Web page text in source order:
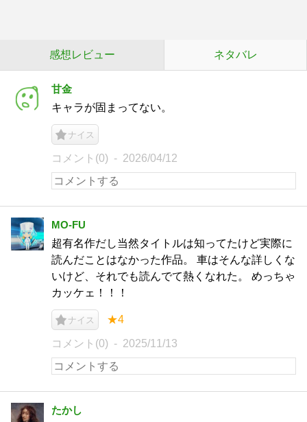
感想レビュー ネタバレ
甘金
キャラが固まってない。
ナイス
コメント(0) 2026/04/12
MO-FU
超有名作だし当然タイトルは知ってたけど実際に
読んだことはなかった作品。 車はそんな詳しくな
いけど、それでも読んでて熱くなれた。 めっちゃ
カッケェ！！！
ナイス ★4
コメント(0) 2025/11/13
たかし